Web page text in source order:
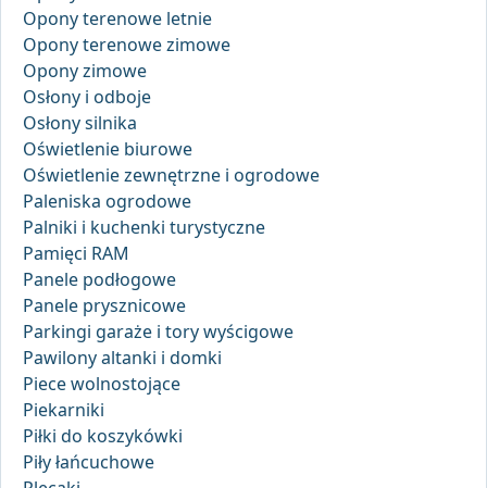
Opony terenowe letnie
Opony terenowe zimowe
Opony zimowe
Osłony i odboje
Osłony silnika
Oświetlenie biurowe
Oświetlenie zewnętrzne i ogrodowe
Paleniska ogrodowe
Palniki i kuchenki turystyczne
Pamięci RAM
Panele podłogowe
Panele prysznicowe
Parkingi garaże i tory wyścigowe
Pawilony altanki i domki
Piece wolnostojące
Piekarniki
Piłki do koszykówki
Piły łańcuchowe